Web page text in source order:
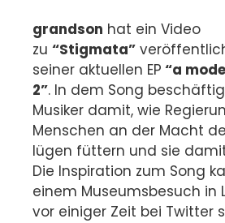
grandson hat ein Video
zu “Stigmata”
seiner aktuellen EP “a
2”. In dem Song
Musiker damit, wie
Menschen an der Macht
lügen füttern und sie
Die Inspiration zum Song
einem Museumsbesuch in
vor einiger Zeit bei Twitter